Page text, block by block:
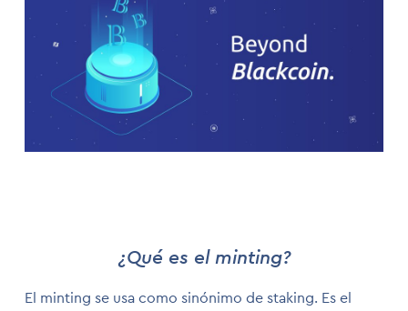
¿Qué es el minting?
El minting se usa como sinónimo de staking. Es el